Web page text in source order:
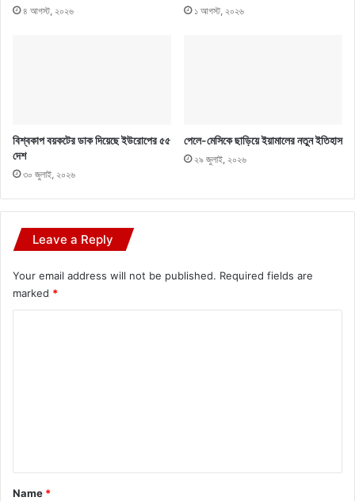
৪ আগস্ট, ২০২৬ ১ আগস্ট, ২০২৬
বিশ্বকাপ বয়কটের ডাক দিয়েছে ইউরোপের ৫৫
দেশ
৩০ জুলাই, ২০২৬
পেলে-মেসিকে ছাড়িয়ে ইয়ামালের নতুন ইতিহাস
২৯ জুলাই, ২০২৬
Leave a Reply
Your email address will not be published. Required fields are
marked *
*
Name *